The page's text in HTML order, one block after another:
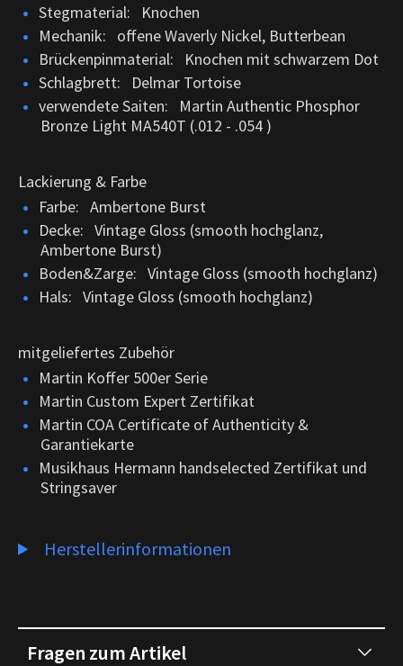
Stegmaterial: Knochen
Mechanik: offene Waverly Nickel, Butterbean
Brückenpinmaterial: Knochen mit schwarzem Dot
Schlagbrett: Delmar Tortoise
verwendete Saiten: Martin Authentic Phosphor
Bronze Light MA540T (.012 - .054 )
Lackierung & Farbe
Farbe: Ambertone Burst
Decke: Vintage Gloss (smooth hochglanz,
Ambertone Burst)
Boden&Zarge: Vintage Gloss (smooth hochglanz)
Hals: Vintage Gloss (smooth hochglanz)
mitgeliefertes Zubehör
Martin Koffer 500er Serie
Martin Custom Expert Zertifikat
Martin COA Certificate of Authenticity &
Garantiekarte
Musikhaus Hermann handselected Zertifikat und
Stringsaver
Herstellerinformationen
Fragen zum Artikel